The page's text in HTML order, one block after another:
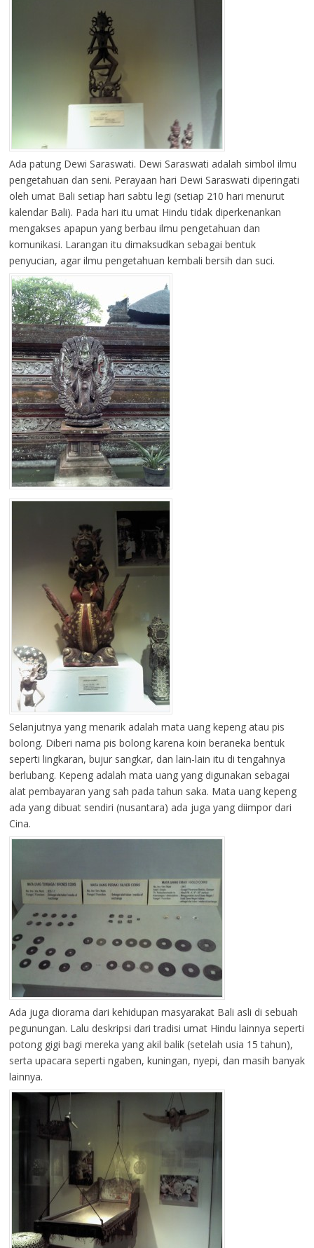
Ada patung Dewi Saraswati. Dewi Saraswati adalah simbol ilmu
pengetahuan dan seni. Perayaan hari Dewi Saraswati diperingati
oleh umat Bali setiap hari sabtu legi (setiap 210 hari menurut
kalendar Bali). Pada hari itu umat Hindu tidak diperkenankan
mengakses apapun yang berbau ilmu pengetahuan dan
komunikasi. Larangan itu dimaksudkan sebagai bentuk
penyucian, agar ilmu pengetahuan kembali bersih dan suci.
Selanjutnya yang menarik adalah mata uang kepeng atau pis
bolong. Diberi nama pis bolong karena koin beraneka bentuk
seperti lingkaran, bujur sangkar, dan lain-lain itu di tengahnya
berlubang. Kepeng adalah mata uang yang digunakan sebagai
alat pembayaran yang sah pada tahun saka. Mata uang kepeng
ada yang dibuat sendiri (nusantara) ada juga yang diimpor dari
Cina.
Ada juga diorama dari kehidupan masyarakat Bali asli di sebuah
pegunungan. Lalu deskripsi dari tradisi umat Hindu lainnya seperti
potong gigi bagi mereka yang akil balik (setelah usia 15 tahun),
serta upacara seperti ngaben, kuningan, nyepi, dan masih banyak
lainnya.